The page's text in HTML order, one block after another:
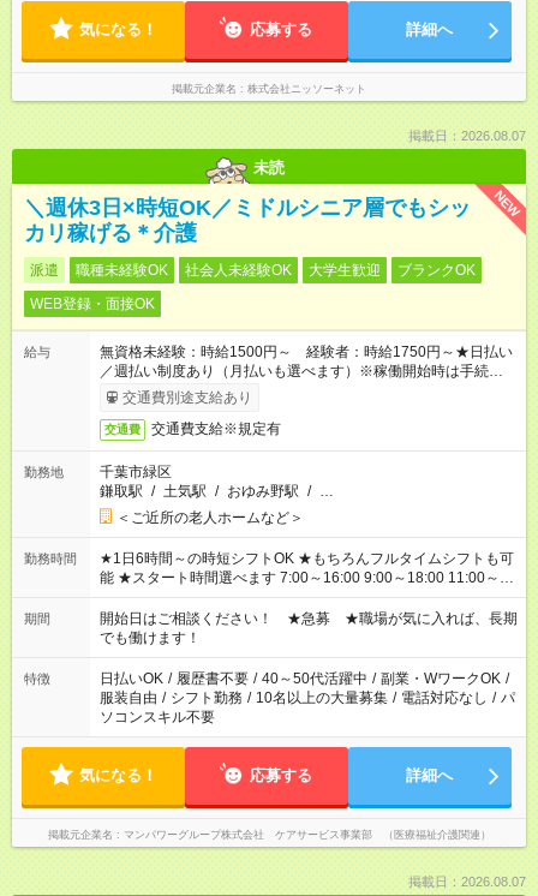
気になる！ 応募する 詳細へ
掲載元企業名 株式会社ニッソーネット
掲載日：2026.08.07
未読
NEW
＼週休3日×時短OK／ミドルシニア層でもシッ
カリ稼げる＊介護
派遣 職種未経験OK 社会人未経験OK 大学生歓迎
ブランクOK
WEB登録・面接OK
給与
無資格未経験：時給1500円～ 経験者：時給1750円～★日払い
／週払い制度あり（月払いも選べます）※稼働開始時は手続き完
了次第のお支払いとなります。
交通費別途支給あり
交通費 交通費支給※規定有
勤務地
千葉市緑区
鎌取駅 / 土気駅 / おゆみ野駅 / …
＜ご近所の老人ホームなど＞
勤務時間
★1日6時間～の時短シフトOK ★もちろんフルタイムシフトも可
能 ★スタート時間選べます 7:00～16:00 9:00～18:00 11:00～
20:00 など 残業なし！ ※Wワークの場合、他のお仕事と合わせ
週40時間超の就業はご案内できません ※法令に基づき、週20時
間以上勤務は社会保険への加入対象となります ※労働者派遣法
（日雇い派遣の原則禁止）により、短時間・短期間の就業はご
案内が難しい場合があります
期間
開始日はご相談ください！ ★急募 ★職場が気に入れば、長期
でも働けます！
特徴 日払いOK / 履歴書不要 / 40～50代活躍中 / 副業・WワークOK /
服装自由 / シフト勤務 / 10名以上の大量募集 / 電話対応なし / パ
ソコンスキル不要
気になる！ 応募する 詳細へ
掲載元企業名 マンパワーグループ株式会社 ケアサービス事業部 （医療福祉介護関連）
掲載日：2026.08.07